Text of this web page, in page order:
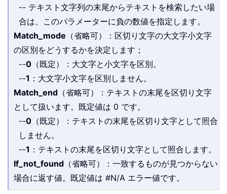
-- テキスト文字列の末尾からテキストを検索したい場
合は、このパラメーターに負の数値を指定します。
Match_mode （省略可）：区切り文字の大文字小文字
の区別をどうするかを決定します；
--0 （既定）：大文字と小文字を区別。
--1 ：大文字小文字を区別しません。
Match_end （省略可）：テキストの末尾を区切り文字
として扱います。既定値は 0 です。
--0 （既定）：テキストの末尾を区切り文字として照合
しません。
--1 ：テキストの末尾を区切り文字として照合します。
If_not_found （省略可）：一致するものが見つからない
場合に返す値。既定値は #N/A エラー値です。